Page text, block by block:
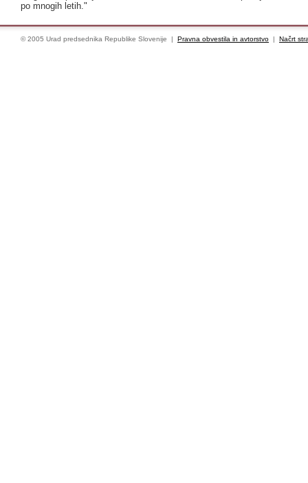
po mnogih letih."
© 2005 Urad predsednika Republike Slovenije | Pravna obvestila in avtorstvo | Načrt